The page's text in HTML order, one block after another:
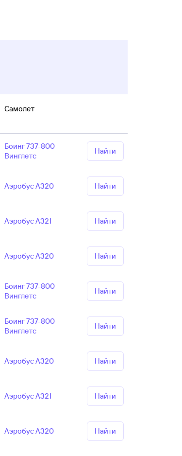
Самолет
Боинг 737-800
Винглетс
Найти
Аэробус А320 Найти
Аэробус А321 Найти
Аэробус А320 Найти
Боинг 737-800
Винглетс
Найти
Боинг 737-800
Винглетс
Найти
Аэробус А320 Найти
Аэробус А321 Найти
Аэробус А320 Найти